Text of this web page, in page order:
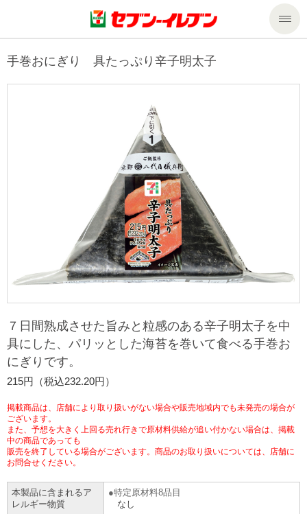
商品のご案内
セブンプレミアム
食の安全・安心への取組み
ギフト
プリペイドカード・金券
ニンテンドー・ダウンロードカード
マルチコピー機でできること
マルチコピー機でできることトップ
コピー
プリント
スキャン
ファクス
チケット
便利なサービス
宅配便
切手・はがき・印紙
セブン銀行ATM
ご利用可能なお支払い方法
チケットサービス
セブンチケット
イープラス
セブン‐イレブンでお受取り
セブンネットショッピング
ニュースリリース
企業理念
会社概要
貸借対照表・損益計算書
沿革
国内店舗数
サステナビリティ
セブン＆アイ・ホールディングスの重点課題
サステナビリティ活動基本方針
サステナビリティ推進体制
GREEN CHALLENGE 2050
4VISIONS
加盟店オーナー募集 物件募集・購入
アルバイト情報
店舗検索
お問い合わせ
Language
English (Corporate)
English (Services)
手巻おにぎり 具たっぷり辛子明太子
７日間熟成させた旨みと粒感のある辛子明太子を中
具にした、パリッとした海苔を巻いて食べる手巻お
にぎりです。
215円（税込232.20円）
掲載商品は、店舗により取り扱いがない場合や販売地域内でも未発売の場合が
ございます。
また、予想を大きく上回る売れ行きで原材料供給が追い付かない場合は、掲載
中の商品であっても
販売を終了している場合がございます。商品のお取り扱いについては、店舗に
お問合せください。
本製品に含まれるア
レルギー物質
特定原材料8品目
なし